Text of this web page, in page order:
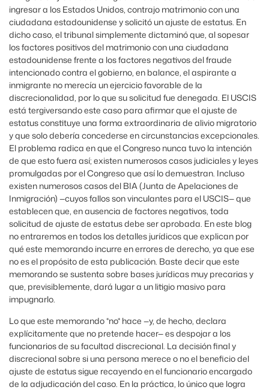
ingresar a los Estados Unidos, contrajo matrimonio con una
ciudadana estadounidense y solicitó un ajuste de estatus. En
dicho caso, el tribunal simplemente dictaminó que, al sopesar
los factores positivos del matrimonio con una ciudadana
estadounidense frente a los factores negativos del fraude
intencionado contra el gobierno, en balance, el aspirante a
inmigrante no merecía un ejercicio favorable de la
discrecionalidad, por lo que su solicitud fue denegada. El USCIS
está tergiversando este caso para afirmar que el ajuste de
estatus constituye una forma extraordinaria de alivio migratorio
y que solo debería concederse en circunstancias excepcionales.
El problema radica en que el Congreso nunca tuvo la intención
de que esto fuera así; existen numerosos casos judiciales y leyes
promulgadas por el Congreso que así lo demuestran. Incluso
existen numerosos casos del BIA (Junta de Apelaciones de
Inmigración) —cuyos fallos son vinculantes para el USCIS— que
establecen que, en ausencia de factores negativos, toda
solicitud de ajuste de estatus debe ser aprobada. En este blog
no entraremos en todos los detalles jurídicos que explican por
qué este memorando incurre en errores de derecho, ya que ese
no es el propósito de esta publicación. Baste decir que este
memorando se sustenta sobre bases jurídicas muy precarias y
que, previsiblemente, dará lugar a un litigio masivo para
impugnarlo.
Lo que este memorando *no* hace —y, de hecho, declara
explícitamente que no pretende hacer— es despojar a los
funcionarios de su facultad discrecional. La decisión final y
discrecional sobre si una persona merece o no el beneficio del
ajuste de estatus sigue recayendo en el funcionario encargado
de la adjudicación del caso. En la práctica, lo único que logra